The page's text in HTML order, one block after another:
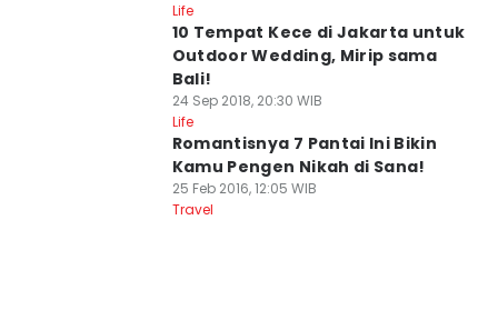
Life
10 Tempat Kece di Jakarta untuk
Outdoor Wedding, Mirip sama
Bali!
24 Sep 2018, 20:30 WIB
Life
Romantisnya 7 Pantai Ini Bikin
Kamu Pengen Nikah di Sana!
25 Feb 2016, 12:05 WIB
Travel